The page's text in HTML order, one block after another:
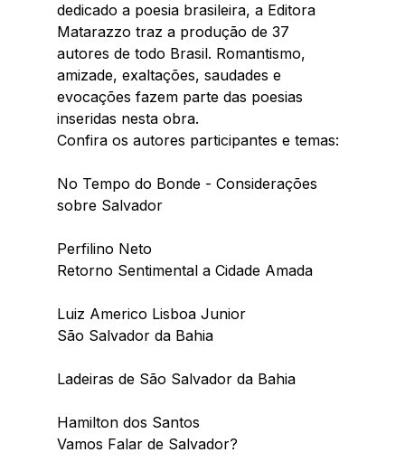
dedicado a poesia brasileira, a Editora
Matarazzo traz a produção de 37
autores de todo Brasil. Romantismo,
amizade, exaltações, saudades e
evocações fazem parte das poesias
inseridas nesta obra.
Confira os autores participantes e temas:
No Tempo do Bonde - Considerações
sobre Salvador
Perfilino Neto
Retorno Sentimental a Cidade Amada
Luiz Americo Lisboa Junior
São Salvador da Bahia
Ladeiras de São Salvador da Bahia
Hamilton dos Santos
Vamos Falar de Salvador?